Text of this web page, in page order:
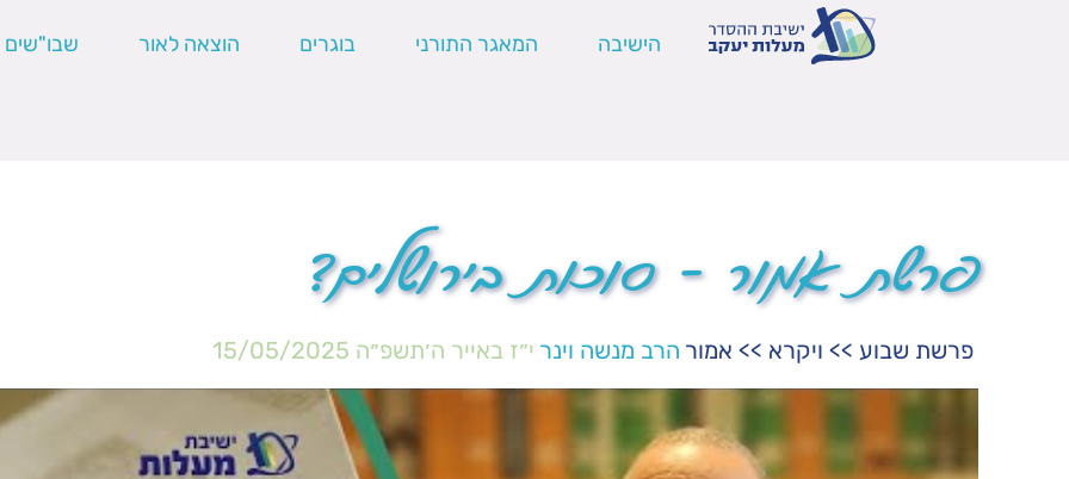
הישיבה המאגר התורני בוגרים הוצאה לאור שבו"שים
פרשת אמור – סוכות בירושלים?
פרשת שבוע >> ויקרא >> אמור הרב מנשה וינר י״ז באייר ה׳תשפ״ה 15/05/2025